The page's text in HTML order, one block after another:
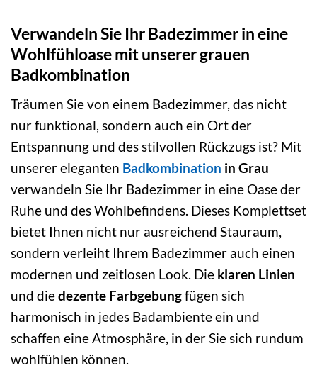
Verwandeln Sie Ihr Badezimmer in eine
Wohlfühloase mit unserer grauen
Badkombination
Träumen Sie von einem Badezimmer, das nicht
nur funktional, sondern auch ein Ort der
Entspannung und des stilvollen Rückzugs ist? Mit
unserer eleganten Badkombination in Grau
verwandeln Sie Ihr Badezimmer in eine Oase der
Ruhe und des Wohlbefindens. Dieses Komplettset
bietet Ihnen nicht nur ausreichend Stauraum,
sondern verleiht Ihrem Badezimmer auch einen
modernen und zeitlosen Look. Die klaren Linien
und diedezente Farbgebungfügen sich
harmonisch in jedes Badambiente ein und
schaffen eine Atmosphäre, in der Sie sich rundum
wohlfühlen können.